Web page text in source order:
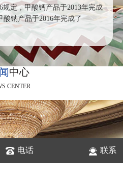
规定，甲酸钙产品于2013年完成
酸钠产品于2016年完成了
中心
CENTER
中有什么作用呢？ 2023-08-22
电话 联系